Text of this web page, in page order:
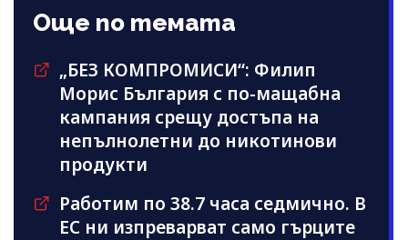
Още по темата
„БЕЗ КОМПРОМИСИ“: Филип
Морис България с по-мащабна
кампания срещу достъпа на
непълнолетни до никотинови
продукти
Работим по 38.7 часа седмично. В
ЕС ни изпреварват само гърците